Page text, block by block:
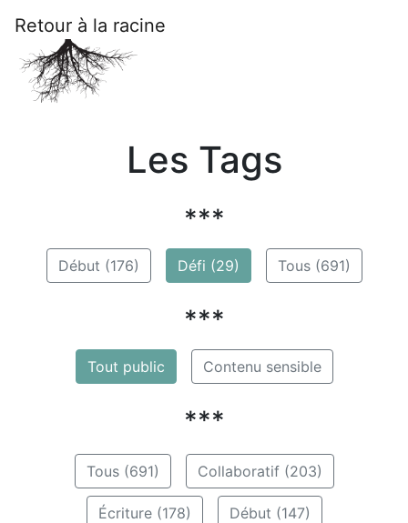
Retour à la racine
Les Tags
***
Début (176) Défi (29) Tous (691)
***
Tout public Contenu sensible
***
Tous (691) Collaboratif (203)
Écriture (178) Début (147)